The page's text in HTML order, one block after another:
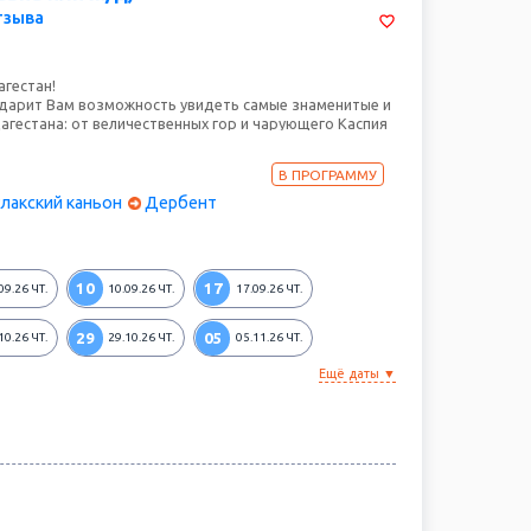
Вам возможность увидеть самые знаменитые и
от величественных гор и чарующего Каспия
аулов – призраков и древних крепостей!
история этой гордой республики, и Вы
кавказского гостеприимства!
В ПРОГРАММУ
каньон Дербент
ЧТ. 10 10.09.26 ЧТ. 17 17.09.26 ЧТ.
ЧТ. 29 29.10.26 ЧТ. 05 05.11.26 ЧТ.
Ещё даты ▼